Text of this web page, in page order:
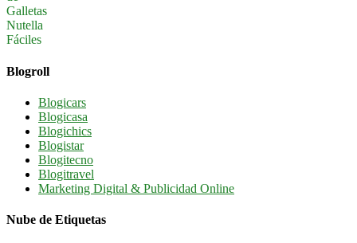
Blogroll
Blogicars
Blogicasa
Blogichics
Blogistar
Blogitecno
Blogitravel
Marketing Digital & Publicidad Online
Nube de Etiquetas